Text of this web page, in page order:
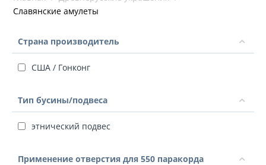
Славянские амулеты
Страна производитель
США / Гонконг
Тип бусины/подвеса
этнический подвес
Применение отверстия для 550 паракорда